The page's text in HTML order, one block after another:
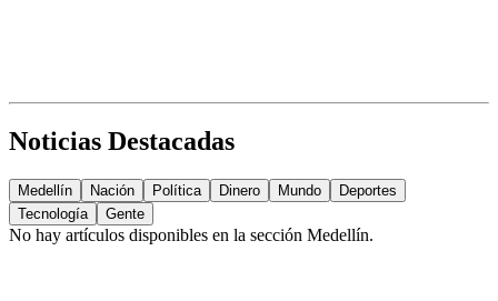
Noticias Destacadas
Medellín Nación Política Dinero Mundo
Deportes
Tecnología
Gente
No hay artículos disponibles en la sección Medellín.